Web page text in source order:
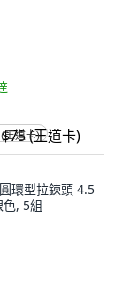
王道卡)
環型拉鍊頭 4.5
, 5組